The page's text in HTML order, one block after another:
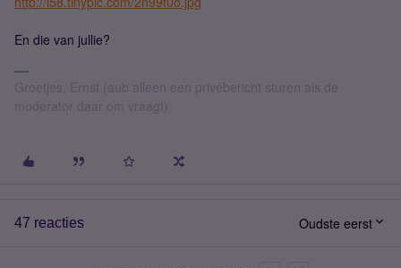
En die van jullie?
Groetjes, Ernst (aub alleen een privébericht sturen als de
moderator daar om vraagt)
47 reacties Oudste eerst